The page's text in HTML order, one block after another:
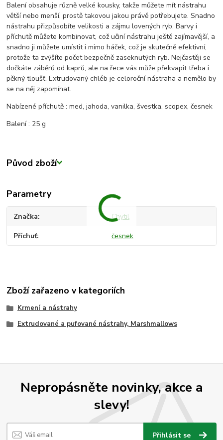
Balení obsahuje různě velké kousky, takže můžete mít nástrahu
větší nebo menší, prostě takovou jakou právě potřebujete. Snadno
nástrahu přizpůsobíte velikosti a zájmu lovených ryb. Barvy i
příchutě můžete kombinovat, což učiní nástrahu ještě zajímavější, a
snadno ji můžete umístit i mimo háček, což je skutečně efektivní,
protože ta zvýšíte počet bezpečně zaseknutých ryb. Nejčastěji se
dočkáte záběrů od kaprů, ale na řece vás může překvapit třeba i
pěkný tloušť. Extrudovaný chléb je celoroční nástraha a nemělo by
se na něj zapomínat.
Nabízené příchutě : med, jahoda, vanilka, švestka, scopex, česnek
Balení : 25 g
Původ zboží
Parametry
Značka Chytil
Příchuť česnek
Zboží zařazeno v kategoriích
Krmení a nástrahy
Extrudované a pufované nástrahy, Marshmallows
Nepropásněte novinky, akce a
slevy!
Přihlásit se